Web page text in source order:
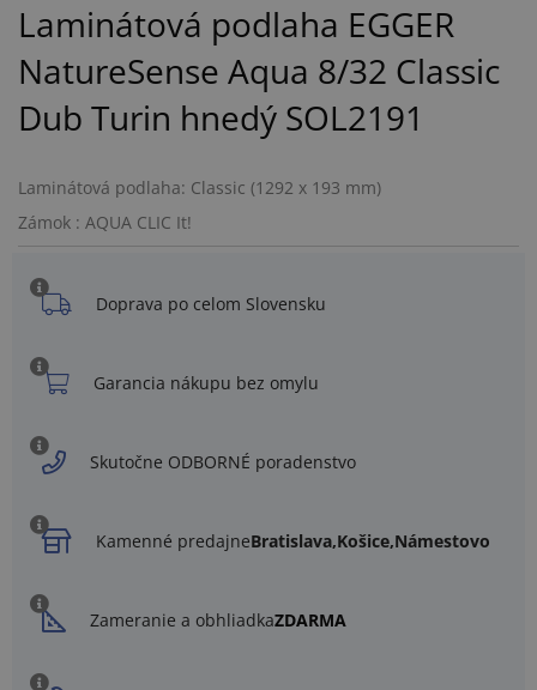
Laminátová podlaha EGGER
NatureSense Aqua 8/32 Classic
Dub Turin hnedý SOL2191
Laminátová podlaha: Classic (1292 x 193 mm)
Zámok : AQUA CLIC It!
Doprava po celom Slovensku
Garancia nákupu bez omylu
Skutočne ODBORNÉ poradenstvo
Kamenné predajneBratislava,Košice,Námestovo
Zameranie a obhliadkaZDARMA